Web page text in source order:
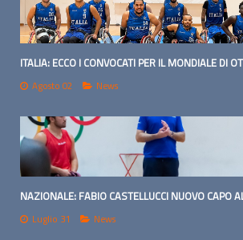
ITALIA: ECCO I CONVOCATI PER IL MONDIALE DI
Agosto 02 News
NAZIONALE: FABIO CASTELLUCCI NUOVO CAPO
Luglio 31 News